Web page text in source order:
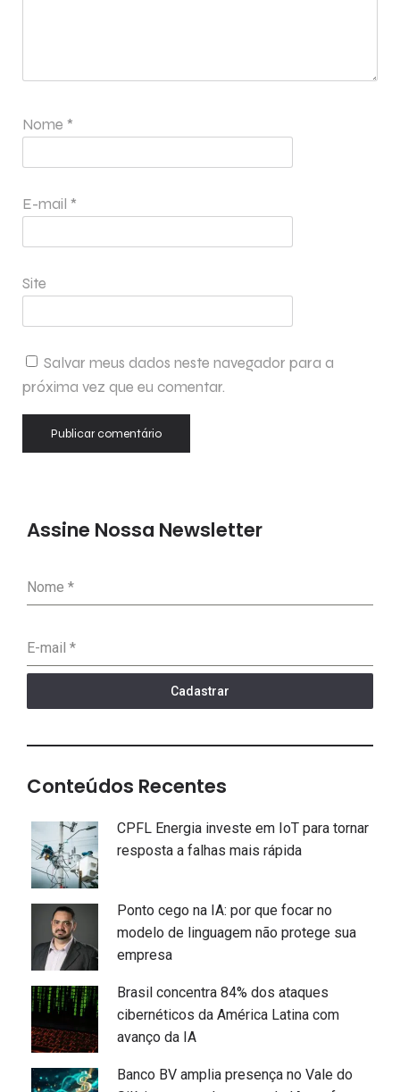
Nome *
E-mail *
Site
Salvar meus dados neste navegador para a
próxima vez que eu comentar.
Assine Nossa Newsletter
Nome *
E-mail *
Cadastrar
Conteúdos Recentes
CPFL Energia investe em IoT para tornar
resposta a falhas mais rápida
Ponto cego na IA: por que focar no
modelo de linguagem não protege sua
empresa
Brasil concentra 84% dos ataques
cibernéticos da América Latina com
avanço da IA
Banco BV amplia presença no Vale do